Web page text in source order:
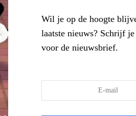
Wil je op de hoogte
laatste nieuws? Schrijf
voor de nieuwsbrief.